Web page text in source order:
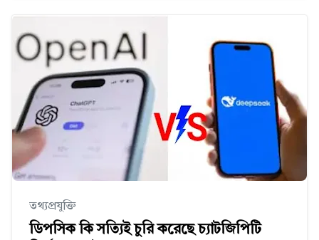
তথ্যপ্রযুক্তি
ডিপসিক কি সত্যিই চুরি করেছে চ্যাটজিপিটি